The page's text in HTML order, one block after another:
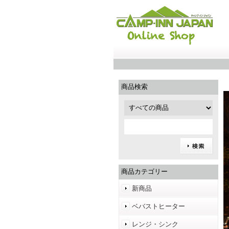
商品検索
商品カテゴリー
新商品
ベバストヒーター
レンジ・シンク